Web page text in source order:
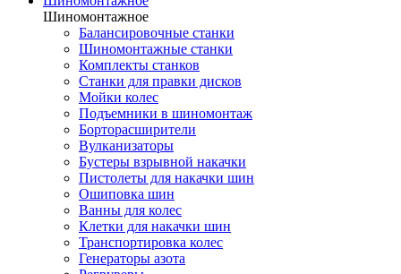
Шиномонтажное
Балансировочные станки
Шиномонтажные станки
Комплекты станков
Станки для правки дисков
Мойки колес
Подъемники в шиномонтаж
Борторасширители
Вулканизаторы
Бустеры взрывной накачки
Пистолеты для накачки шин
Ошиповка шин
Ванны для колес
Клетки для накачки шин
Транспортировка колес
Генераторы азота